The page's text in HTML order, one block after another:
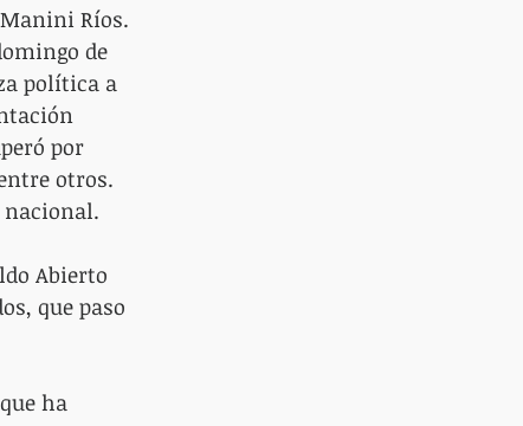
Ríos.
de
política a
por
otros.
nacional.
Abierto
que paso
ha